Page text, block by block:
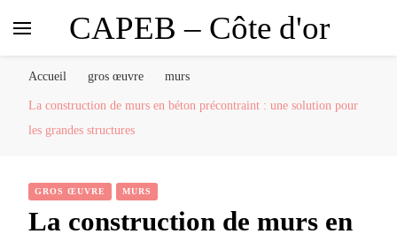
CAPEB – Côte d'or
Accueil gros œuvre murs
La construction de murs en béton précontraint : une solution pour
les grandes structures
GROS ŒUVRE MURS
La construction de murs en